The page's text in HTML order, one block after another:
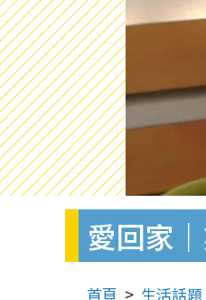
愛回家
首頁 生活話題